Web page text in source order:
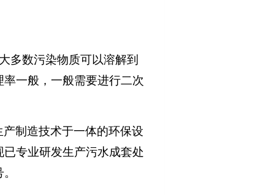
多数污染物质可以溶解到
一般，一般需要进行二次
制造技术于一体的环保设
专业研发生产污水成套处